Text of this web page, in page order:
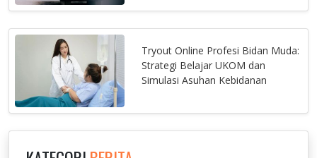
Tryout Online Profesi Bidan Muda:
Strategi Belajar UKOM dan
Simulasi Asuhan Kebidanan